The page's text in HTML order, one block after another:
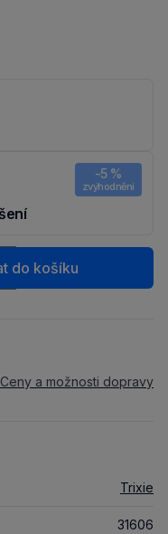
-5 %
zvýhodnění
+
do košíku
Ceny a možnosti dopravy
Trixie
31606